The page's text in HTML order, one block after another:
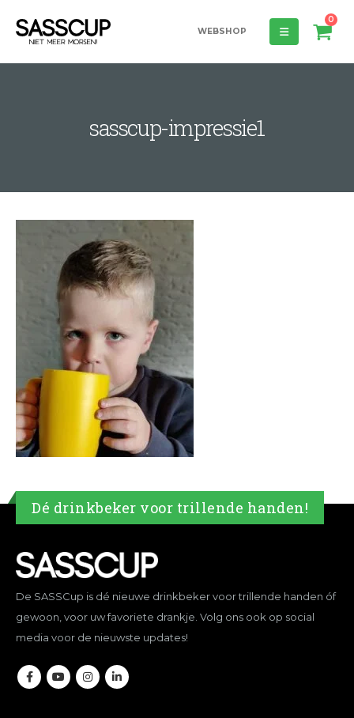
WEBSHOP
0
sasscup-impressie1
Dé drinkbeker voor trillende handen!
De SASSCup is dé nieuwe drinkbeker voor trillende handen óf
gewoon, voor uw favoriete drankje. Volg ons ook op social
media voor de nieuwste updates!